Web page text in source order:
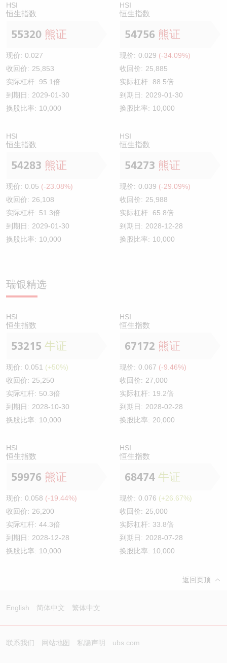
HSI
恒生指数
55320 熊证
现价: 0.027
收回价: 25,853
实际杠杆: 95.1倍
到期日: 2029-01-30
换股比率: 10,000
HSI
恒生指数
54756 熊证
现价: 0.029 (-34.09%)
收回价: 25,885
实际杠杆: 88.5倍
到期日: 2029-01-30
换股比率: 10,000
HSI
恒生指数
54283 熊证
现价: 0.05 (-23.08%)
收回价: 26,108
实际杠杆: 51.3倍
到期日: 2029-01-30
换股比率: 10,000
HSI
恒生指数
54273 熊证
现价: 0.039 (-29.09%)
收回价: 25,988
实际杠杆: 65.8倍
到期日: 2028-12-28
换股比率: 10,000
瑞银精选
HSI
恒生指数
53215 牛证
现价: 0.051 (+50%)
收回价: 25,250
实际杠杆: 50.3倍
到期日: 2028-10-30
换股比率: 10,000
HSI
恒生指数
67172 熊证
现价: 0.067 (-9.46%)
收回价: 27,000
实际杠杆: 19.2倍
到期日: 2028-02-28
换股比率: 20,000
HSI
恒生指数
59976 熊证
现价: 0.058 (-19.44%)
收回价: 26,200
实际杠杆: 44.3倍
到期日: 2028-12-28
换股比率: 10,000
HSI
恒生指数
68474 牛证
现价: 0.076 (+26.67%)
收回价: 25,000
实际杠杆: 33.8倍
到期日: 2028-07-28
换股比率: 10,000
返回页顶
English 简体中文 繁体中文
联系我们 网站地图 私隐声明 ubs.com